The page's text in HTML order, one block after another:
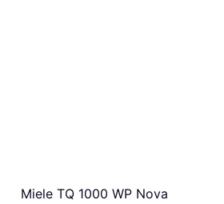
Miele TQ 1000 WP Nova